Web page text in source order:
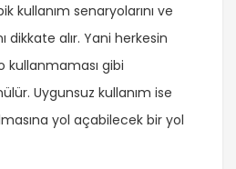
kullanım senaryolarını ve
dikkate alır. Yani herkesin
kullanmaması gibi
Uygunsuz kullanım ise
yol açabilecek bir yol